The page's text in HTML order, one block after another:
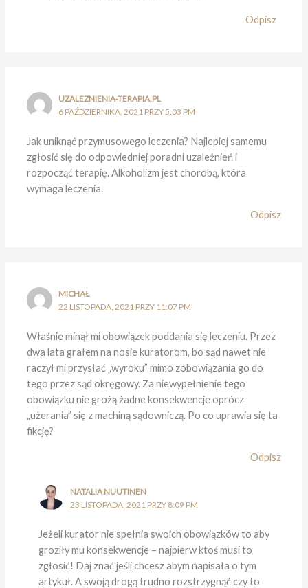
Odpisz
UZALEZNIENIA-TERAPIA.PL
6 PAŹDZIERNIKA, 2021 PRZY 5:03 PM
Jak uniknąć przymusowego leczenia? Najlepiej samemu
zgłosić się do odpowiedniej poradni uzależnień i
rozpocząć terapię. Alkoholizm jest chorobą, która
wymaga leczenia.
Odpisz
MICHAŁ
22 LISTOPADA, 2021 PRZY 11:07 PM
Właśnie minął mi obowiązek poddania się leczeniu. Przez
dwa lata grałem na nosie kuratorom, bo sąd nawet nie
raczył mi przysłać „wyroku” mimo zobowiązania go do
tego przez sąd okręgowy. Za niewypełnienie tego
obowiązku nie grożą żadne konsekwencje oprócz
„użerania” się z machiną sądowniczą. Po co uprawia się ta
fikcję?
Odpisz
NATALIA NUUTINEN
23 LISTOPADA, 2021 PRZY 8:09 PM
Jeżeli kurator nie spełnia swoich obowiązków to aby
groziły mu konsekwencje – najpierw ktoś musi to
zgłosić! Daj znać jeśli chcesz abym napisała o tym
artykuł. A swoją drogą trudno rozstrzygnąć czy to